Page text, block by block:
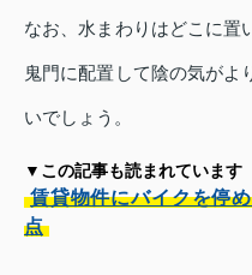
なお、水まわりはどこに置
鬼門に配置して陰の気がよ
いでしょう。
▼この記事も読まれています
賃貸物件にバイクを停
点